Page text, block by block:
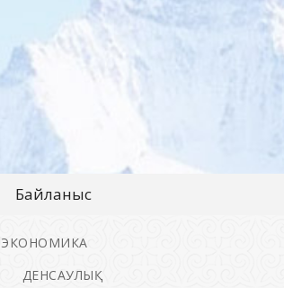
Байланыс
ЭКОНОМИКА
ДЕНСАУЛЫҚ